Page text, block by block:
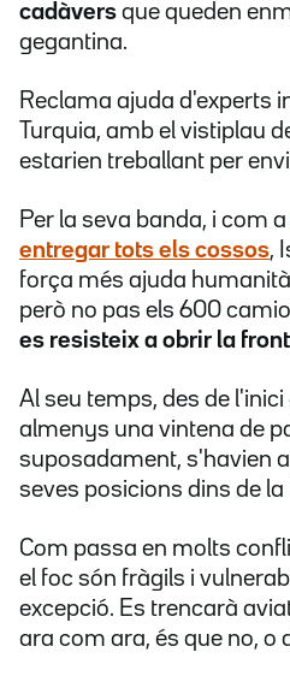
cadàvers que queden
gegantina.
Reclama ajuda d'experts
Turquia, amb el vistiplau
estarien treballant per
Per la seva banda, i com a
entregar tots els cossos,
força més ajuda
però no pas els 600
es resisteix a obrir la
Al seu temps, des de
almenys una vintena de
suposadament, s'havien
seves posicions dins de la
Com passa en molts
el foc són fràgils i
excepció. Es trencarà
ara com ara, és que no, o